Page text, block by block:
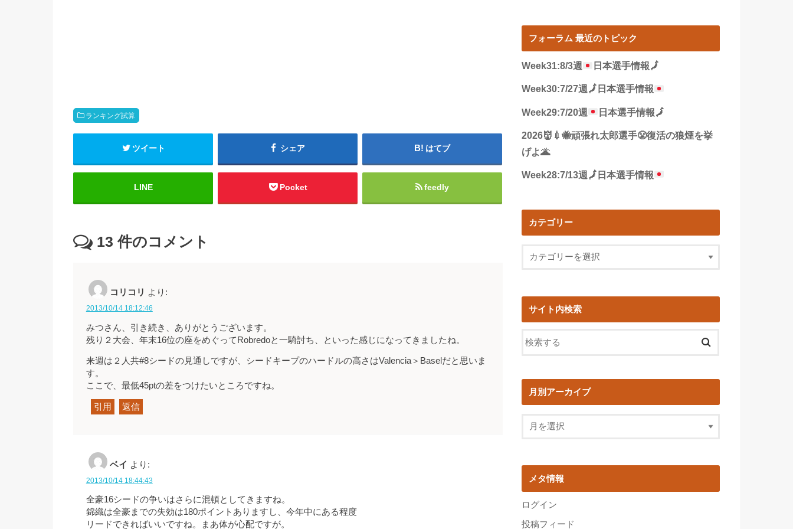
ランキング試算
ツイート シェア はてブ
LINE Pocket feedly
13 件のコメント
コリコリ より:
2013/10/14 18:12:46
みつさん、引き続き、ありがとうございます。
残り２大会、年末16位の座をめぐってRobredoと一騎討ち、といった感じになってきましたね。
来週は２人共#8シードの見通しですが、シードキープのハードルの高さはValencia＞Baselだと思いま
す。
ここで、最低45ptの差をつけたいところですね。
引用 返信
ベイ より:
2013/10/14 18:44:43
全豪16シードの争いはさらに混頓としてきますね。
錦織は全豪までの失効は180ポイントありますし、今年中にある程度
リードできればいいですね。まあ体が心配ですが。
フォーラム 最近のトピック
Week31:8/3週 日本選手情報🗾
Week30:7/27週🗾 日本選手情報
Week29:7/20週 日本選手情報🗾
2026👹💉🐝頑張れ太郎選手😤復活の狼煙を挙
げよ🌋
Week28:7/13週 🗾 日本選手情報
カテゴリー
サイト内検索
月別アーカイブ
メタ情報
ログイン
投稿フィード